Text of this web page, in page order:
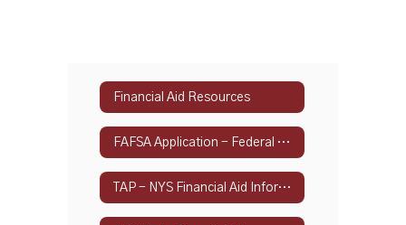
Financial Aid Resources
FAFSA Application - Federal Student Aid
TAP - NYS Financial Aid Information